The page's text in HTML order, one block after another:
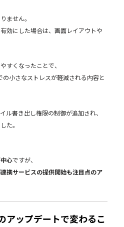
ません。
効にした場合は、画面レイアウトや
すくなったことで、
小さなストレスが軽減される内容と
ル書き出し権限の制御が追加され、
た。
心ですが、
携サービスの提供開始も注目点のア
アップデートで変わるこ